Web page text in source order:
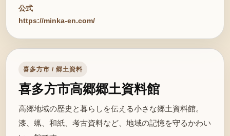
公式
https://minka-en.com/
喜多方市 / 郷土資料
喜多方市高郷郷土資料館
高郷地域の歴史と暮らしを伝える小さな郷土資料館。
漆、蝋、和紙、考古資料など、地域の記憶を守るかわい